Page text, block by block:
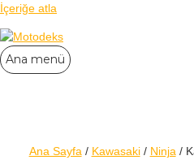
İçeriğe atla
Ana menü
Ana Sayfa / Kawasaki/ Ninja /